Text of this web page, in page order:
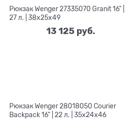
Рюкзак Wenger 27335070 Granit 16" |
27 л. | 38x25x49
13 125 руб.
Рюкзак Wenger 28018050 Courier
Backpack 16" | 22 л. | 35x24x46